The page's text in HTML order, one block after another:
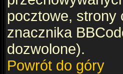
pocztowe, strony
znacznika
dozwolone).
Powrót do góry